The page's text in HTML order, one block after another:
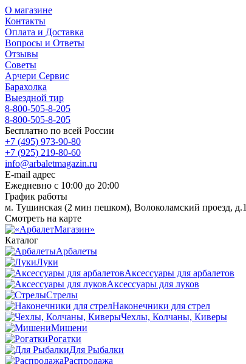
О магазине
Контакты
Оплата и Доставка
Вопросы и Ответы
Отзывы
Советы
Арчери Сервис
Барахолка
Выездной тир
8-800-505-8-205
8-800-505-8-205
Бесплатно по всей России
+7 (495) 973-90-80
+7 (925) 219-80-60
info@arbaletmagazin.ru
E-mail адрес
Ежедневно с 10:00 до 20:00
График работы
м. Тушинская (2 мин пешком), Волоколамский проезд, д.1
Смотреть на карте
Каталог
Арбалеты
Луки
Аксессуары для арбалетов
Аксессуары для луков
Стрелы
Наконечники для стрел
Чехлы, Колчаны, Киверы
Мишени
Рогатки
Для Рыбалки
Распродажа